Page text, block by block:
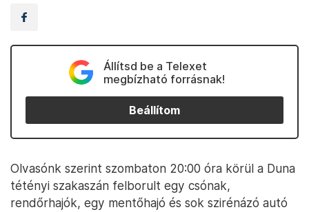
Állítsd be a Telexet
megbízható forrásnak!
Beállítom
Olvasónk szerint szombaton 20:00 óra körül a Duna
tétényi szakaszán felborult egy csónak,
rendőrhajók, egy mentőhajó és sok szirénázó autó